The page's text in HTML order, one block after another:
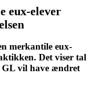
eux-elever
merkantile eux-
Det viser tal
GL vil have ændret